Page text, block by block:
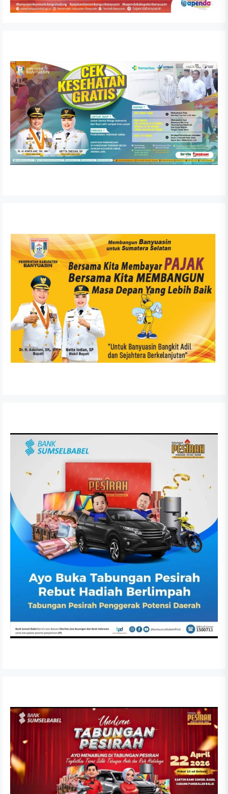
APRIL 6, 2026
RDP Komisi II DPRD Kabupaten Banyuasin Tekankan
Kepatuhan Regulasi Perusahaan SCR
FEBRUARI 26, 2026
Anggaran Dipangkas, DPRD Banyuasin Tetap
Perjuangkan Aspirasi Warga